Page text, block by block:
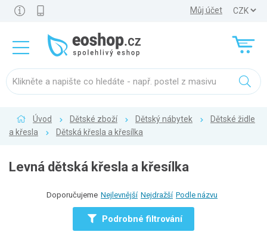
Můj účet
Úvod Dětské zboží Dětský nábytek
Dětské židle
a křesla
Dětská křesla a křesílka
Levná dětská křesla a křesílka
Doporučujeme Nejlevnější Nejdražší Podle názvu
Podrobné filtrování